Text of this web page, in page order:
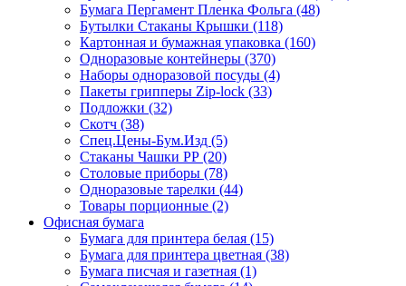
Бумага Пергамент Пленка Фольга (48)
Бутылки Стаканы Крышки (118)
Картонная и бумажная упаковка (160)
Одноразовые контейнеры (370)
Наборы одноразовой посуды (4)
Пакеты грипперы Zip-lock (33)
Подложки (32)
Скотч (38)
Спец.Цены-Бум.Изд (5)
Стаканы Чашки РР (20)
Столовые приборы (78)
Одноразовые тарелки (44)
Товары порционные (2)
Офисная бумага
Бумага для принтера белая (15)
Бумага для принтера цветная (38)
Бумага писчая и газетная (1)